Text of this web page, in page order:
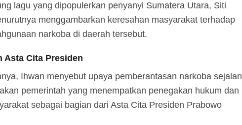
lagu yang dipopulerkan penyanyi Sumatera Utara, Siti
menggambarkan keresahan masyarakat terhadap
narkoba di daerah tersebut.
Asta Cita Presiden
Ihwan menyebut upaya pemberantasan narkoba sejalan
pemerintah yang menempatkan penegakan hukum dan
sebagai bagian dari Asta Cita Presiden Prabowo